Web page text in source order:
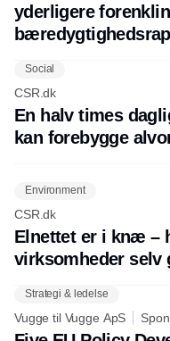
yderligere
Social
CSR.dk
En halv times
kan forebygge
Environment
CSR.dk
Elnettet er i knæ –
virksomheder selv
Strategi & ledelse
Vugge til Vugge ApS